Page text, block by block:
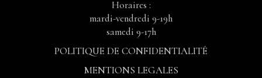
Horaires :
mardi-vendredi 9-19h
samedi 9-17h
POLITIQUE DE CONFIDENTIALITÉ
MENTIONS LEGALES